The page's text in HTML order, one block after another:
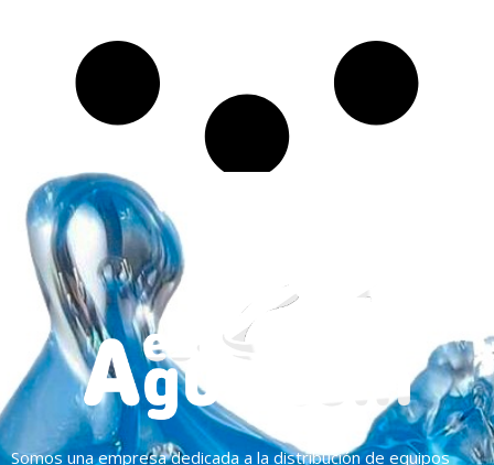
Somos una empresa dedicada a la distribución de equipos